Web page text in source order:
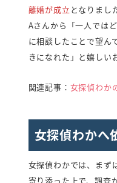
離婚が成立 となりまし
Aさんから「一人では
に相談したことで望ん
きになれた」と嬉しい
関連記事： 女探偵わか
女探偵わかへ
女探偵わかでは、まず
寄り添った上で、調査